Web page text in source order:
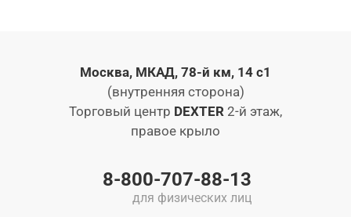
Москва, МКАД, 78-й км, 14 с1
(внутренняя сторона)
Торговый центр DEXTER 2-й этаж,
правое крыло
8-800-707-88-13
для физических лиц